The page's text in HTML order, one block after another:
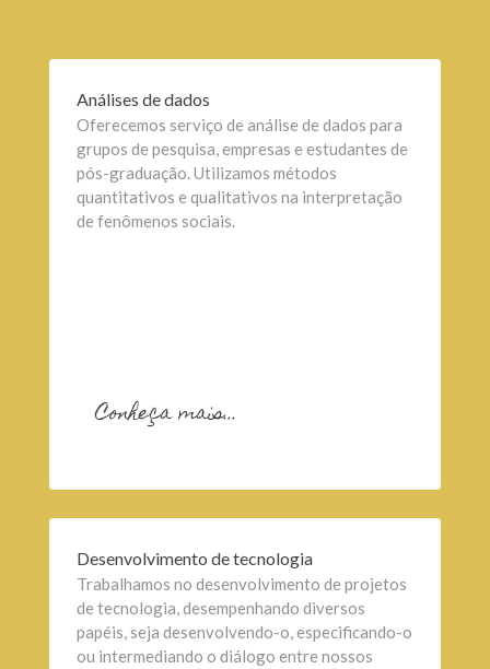
Análises de dados
Oferecemos serviço de análise de dados para
grupos de pesquisa, empresas e estudantes de
pós-graduação. Utilizamos métodos
quantitativos e qualitativos na interpretação
de fenômenos sociais.
Conheça mais...
Desenvolvimento de tecnologia
Trabalhamos no desenvolvimento de projetos
de tecnologia, desempenhando diversos
papéis, seja desenvolvendo-o, especificando-o
ou intermediando o diálogo entre nossos